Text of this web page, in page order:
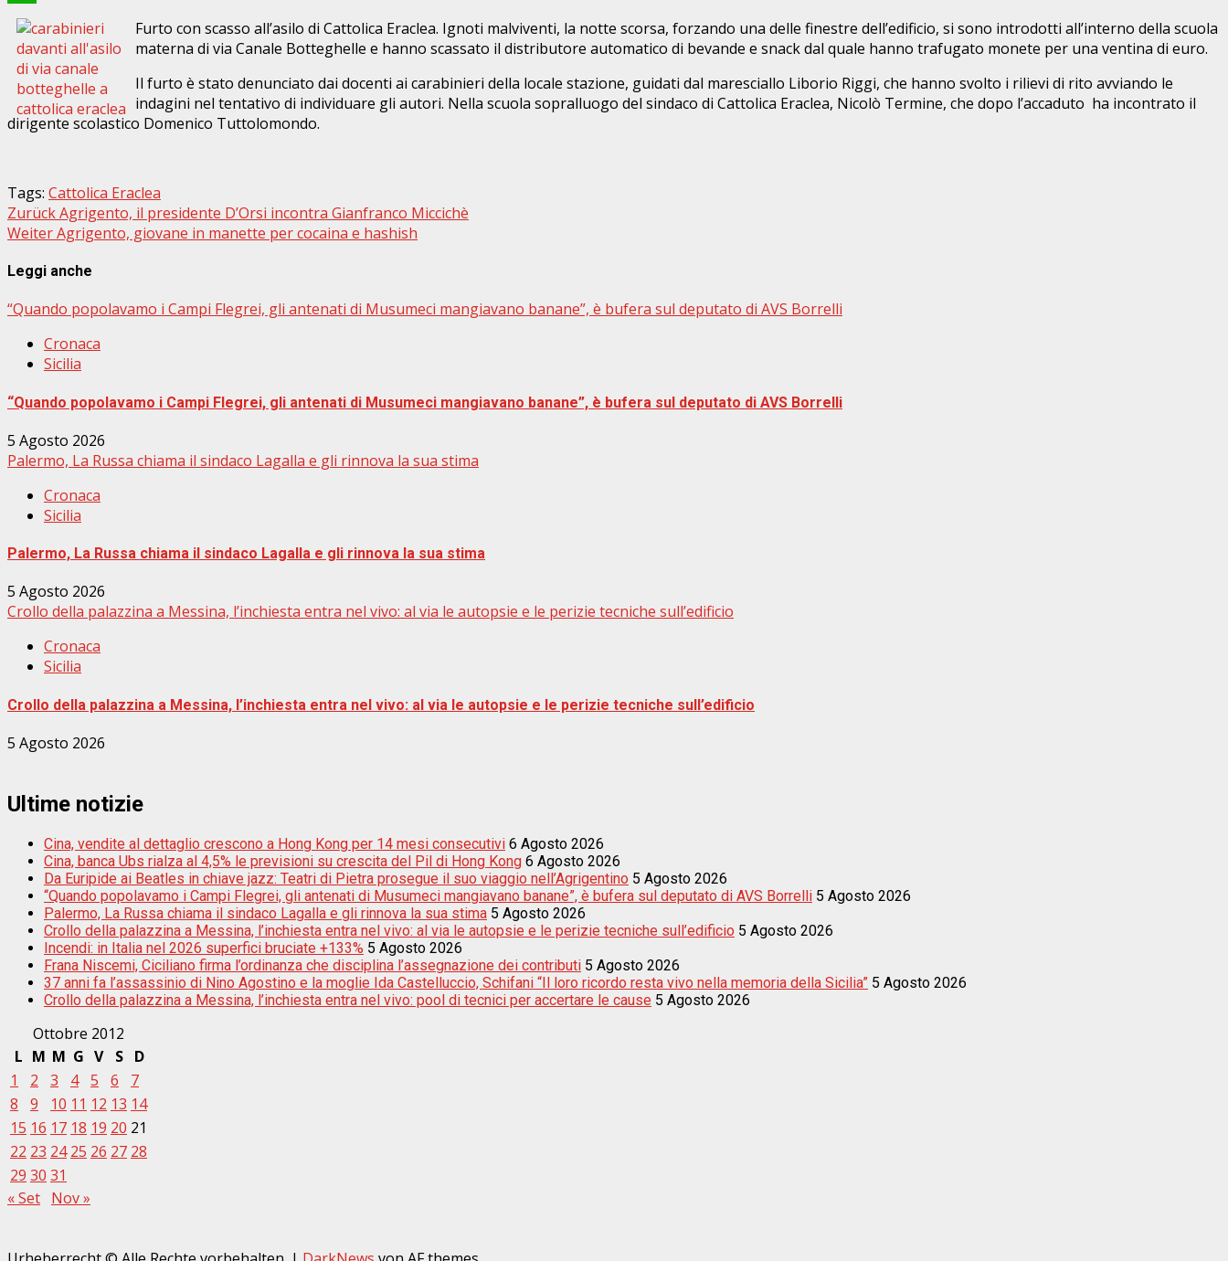
WhatsApp
Furto con scasso all’asilo di Cattolica Eraclea. Ignoti malviventi, la notte scorsa, forzando una delle finestre dell’edificio, si sono introdotti all’interno della scuola
materna di via Canale Botteghelle e hanno scassato il distributore automatico di bevande e snack dal quale hanno trafugato monete per una ventina di euro.
Il furto è stato denunciato dai docenti ai carabinieri della locale stazione, guidati dal maresciallo Liborio Riggi, che hanno svolto i rilievi di rito avviando le
indagini nel tentativo di individuare gli autori. Nella scuola sopralluogo del sindaco di Cattolica Eraclea, Nicolò Termine, che dopo l’accaduto ha incontrato il
dirigente scolastico Domenico Tuttolomondo.
Tags: Cattolica Eraclea
Beitragsnavigation
ZurückAgrigento, il presidente D’Orsi incontra Gianfranco Miccichè
WeiterAgrigento, giovane in manette per cocaina e hashish
Leggi anche
“Quando popolavamo i Campi Flegrei, gli antenati di Musumeci mangiavano banane”, è bufera sul deputato di AVS Borrelli
Cronaca
Sicilia
“Quando popolavamo i Campi Flegrei, gli antenati di Musumeci mangiavano banane”, è bufera sul deputato di AVS Borrelli
5 Agosto 2026
Palermo, La Russa chiama il sindaco Lagalla e gli rinnova la sua stima
Cronaca
Sicilia
Palermo, La Russa chiama il sindaco Lagalla e gli rinnova la sua stima
5 Agosto 2026
Crollo della palazzina a Messina, l’inchiesta entra nel vivo: al via le autopsie e le perizie tecniche sull’edificio
Cronaca
Sicilia
Crollo della palazzina a Messina, l’inchiesta entra nel vivo: al via le autopsie e le perizie tecniche sull’edificio
5 Agosto 2026
Ultime notizie
Cina, vendite al dettaglio crescono a Hong Kong per 14 mesi consecutivi 6 Agosto 2026
Cina, banca Ubs rialza al 4,5% le previsioni su crescita del Pil di Hong Kong 6 Agosto 2026
Da Euripide ai Beatles in chiave jazz: Teatri di Pietra prosegue il suo viaggio nell’Agrigentino 5 Agosto 2026
“Quando popolavamo i Campi Flegrei, gli antenati di Musumeci mangiavano banane”, è bufera sul deputato di AVS Borrelli 5 Agosto 2026
Palermo, La Russa chiama il sindaco Lagalla e gli rinnova la sua stima 5 Agosto 2026
Crollo della palazzina a Messina, l’inchiesta entra nel vivo: al via le autopsie e le perizie tecniche sull’edificio 5 Agosto 2026
Incendi: in Italia nel 2026 superfici bruciate +133% 5 Agosto 2026
Frana Niscemi, Ciciliano firma l’ordinanza che disciplina l’assegnazione dei contributi 5 Agosto 2026
37 anni fa l’assassinio di Nino Agostino e la moglie Ida Castelluccio, Schifani “Il loro ricordo resta vivo nella memoria della Sicilia” 5 Agosto 2026
Crollo della palazzina a Messina, l’inchiesta entra nel vivo: pool di tecnici per accertare le cause 5 Agosto 2026
Ottobre 2012
L M M G V S
D
1
2 3 4 5 6
7
8
9 10 11 12 13 14
15 16 17 18 19 20 21
22 23 24 25 26 27 28
29 30 31
« Set Nov »